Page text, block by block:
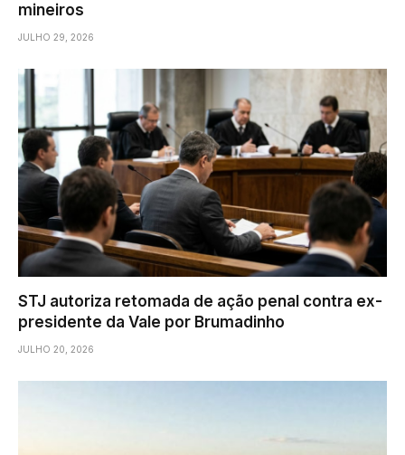
mineiros
JULHO 29, 2026
STJ autoriza retomada de ação penal contra ex-
presidente da Vale por Brumadinho
JULHO 20, 2026